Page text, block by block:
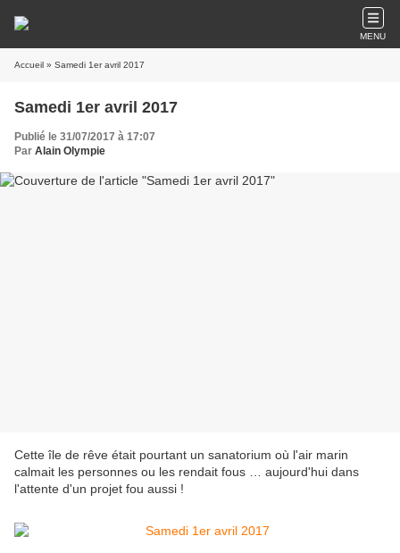
MENU
Accueil » Samedi 1er avril 2017
Samedi 1er avril 2017
Publié le 31/07/2017 à 17:07
Par Alain Olympie
Cette île de rêve était pourtant un sanatorium où l'air marin
calmait les personnes ou les rendait fous … aujourd'hui dans
l'attente d'un projet fou aussi !